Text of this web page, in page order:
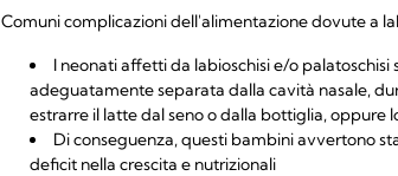
Comuni complicazioni dell'alimentazione dovute a
I neonati affetti da labioschisi e/o palatoschisi
adeguatamente separata dalla cavità nasale,
estrarre il latte dal seno o dalla bottiglia, oppure
Di conseguenza, questi bambini avvertono
deficit nella crescita e nutrizionali